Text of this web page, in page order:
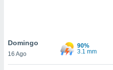
Domingo
16 Ago
90%
3.1 mm